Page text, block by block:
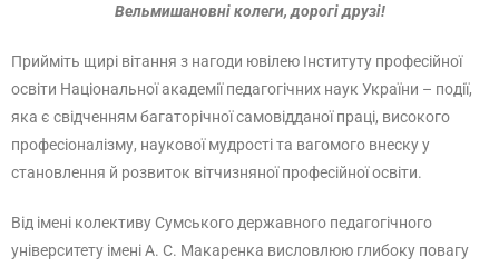
Вельмишановні колеги, дорогі друзі!
Прийміть щирі вітання з нагоди ювілею Інституту професійної
освіти Національної академії педагогічних наук України – події,
яка є свідченням багаторічної самовідданої праці, високого
професіоналізму, наукової мудрості та вагомого внеску у
становлення й розвиток вітчизняної професійної освіти.
Від імені колективу Сумського державного педагогічного
університету імені А. С. Макаренка висловлюю глибоку повагу